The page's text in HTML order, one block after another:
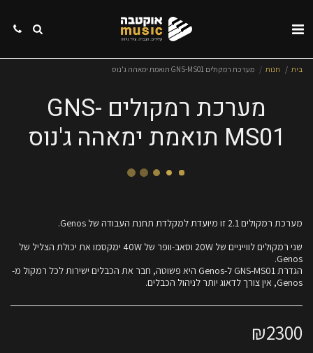
בית חנות מערכת רמקולים GNS-MS01 תואמת ימאהה ג'נוס
מערכת רמקולים GNS-
MS01 תואמת ימאהה ג'נוס
שני רמקולים לווייניים של 20W וסאב-וופר של 40W ימקסמו את יכולת הצליל של
הגדרת GNS-MS01 ל-Genos היא פשוטה, חבר את הכבלים ישירות לכל רמקול מ-
Genos, אין צורך לדאוג יותר לניהול הכבלים.
₪2300